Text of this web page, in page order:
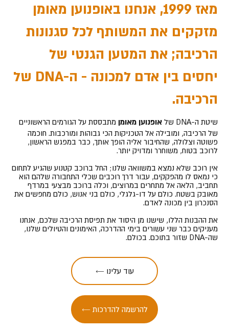
מאז 1999, אנחנו ב
אופנוען מאומן
מזקקים את המשותף לכל סגנונות
הרכיבה; את המטען הגנטי של
יחסים בין אדם למכונה - ה-DNA של
הרכיבה.
שיטת ה-DNA של אופנוען מאומן מתבססת על הגורמים הראשוניים
של הרכיבה, ומובילה אל הטכניקות הכי גבוהות ומורכבות. חוכמה
פשוטה וצלולה, שהחיבור אליה הופך אותך, כבר במפגש הראשון,
לרוכב בטוח, משוחרר ומדויק יותר.
אין רוכב שלא נמצא במשוואה שלנו; החל ברוכב קטנוע שהגיע לתחום
כי נמאס לו מהפקקים, עבור דרך רוכבים שכלי התחבורה שלהם הוא
תחביב, הלאה אל מתחרים במרוצים, וכלה ברוכב מבצעי במרדף
מאובק בשטח. כולם על דו-גלגלי, כולם בני אנוש, כולם מחפשים את
הסנכרון בין מכונה לאדם.
את ההבנות הללו, שישנו מן היסוד את תפיסת הרכיבה שלכם, אנחנו
מעניקים כבר שני עשורים בימי ההדרכה, האימונים והטיולים שלנו,
שה-DNA שזור בתוכם. בכולם.
← עוד עלינו
← להרשמה להדרכות